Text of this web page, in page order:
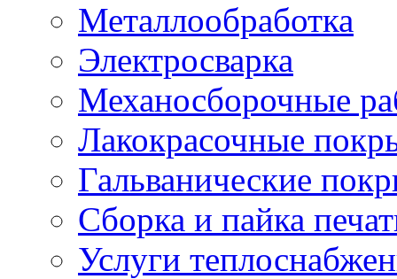
Металлообработка
Электросварка
Механосборочные
Лакокрасочные
Гальванические
Сборка и пайка
Услуги